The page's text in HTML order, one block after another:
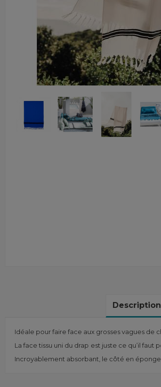
Description
Idéale pour faire face aux grosses vagues de
La face tissu uni du drap est juste ce qu’il faut
Incroyablement absorbant, le côté en